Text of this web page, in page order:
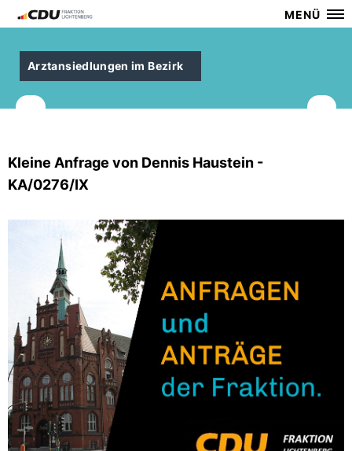
MENÜ
Arztansiedlungen im Bezirk
Kleine Anfrage von Dennis Haustein -
KA/0276/IX